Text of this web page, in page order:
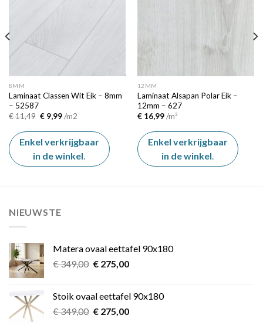
8MM
Laminaat Classen Wit Eik – 8mm
– 52587
€11,49 Oorspronkelijke
prijs
was:
€ 11,49.
€9,99Huidige
is:
€ 9,99.
/m2
Enkel verkrijgbaar
in de winkel.
12MM
Laminaat Alsapan Polar Eik –
12mm – 627
€16,99/m²
Enkel verkrijgbaar
in de winkel.
NIEUWSTE
Matera ovaal eettafel 90x180
€349,00 Oorspronkelijke
€ 349,00.
€275,00Huidige
€ 275,00.
Stoik ovaal eettafel 90x180
€349,00 Oorspronkelijke
€275,00Huidige